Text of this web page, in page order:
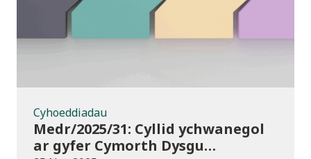
Cyhoeddiadau
Medr/2025/31: Cyllid ychwanegol
ar gyfer Cymorth Dysgu